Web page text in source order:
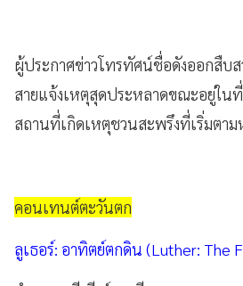
ผู้ประกาศข่าวโทรทัศน์ชื่อดังออกสืบส
สายแจ้งเหตุสุดประหลาดขณะอยู่ใน
สถานที่เกิดเหตุชวนสะพรึงที่เริ่มตา
คอนเทนต์ตะวันตก
ลูเธอร์: อาทิตย์ตกดิน (Luther: The